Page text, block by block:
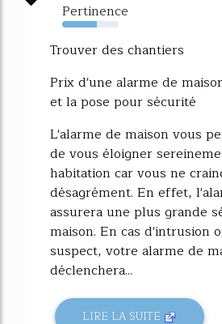
Pertinence
62%
Trouver des chantiers
Prix d'une alarme de
et la pose pour sécurité
L'alarme de maison vous
de vous éloigner
habitation car vous ne
désagrément. En effet,
assurera une plus grande
maison. En cas d'intrusion
suspect, votre alarme de
déclenchera...
LIRE LA SUITE